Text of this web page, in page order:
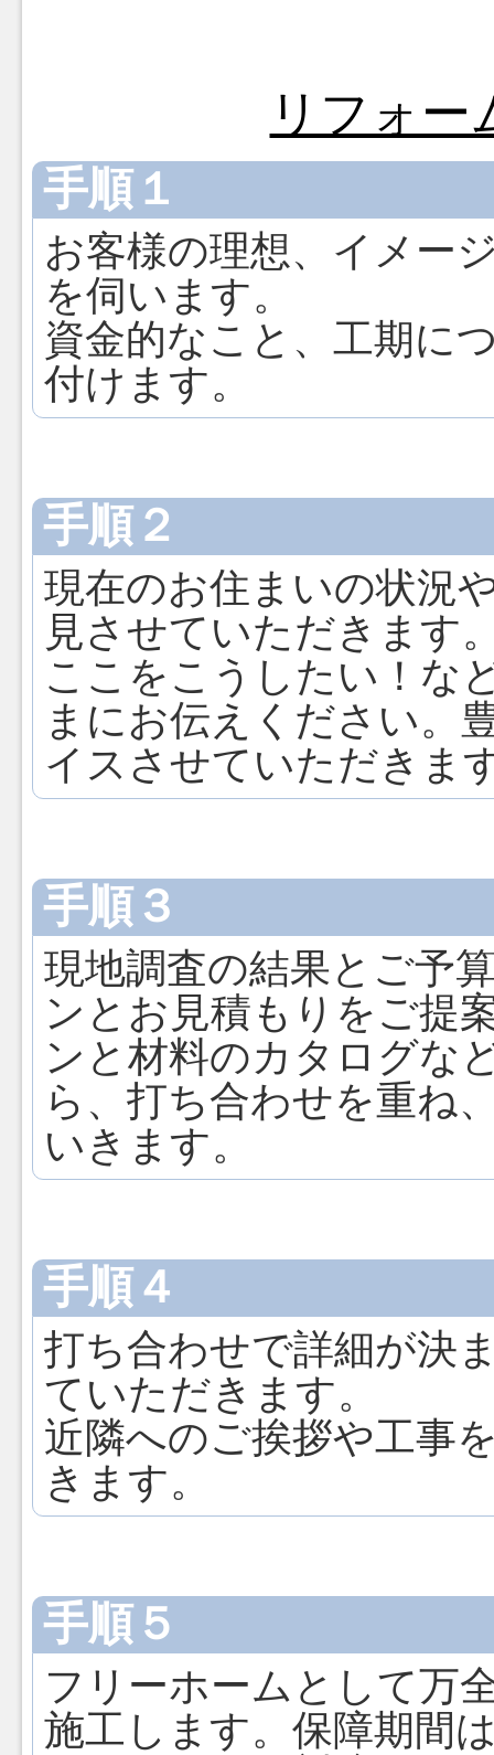
リフォー
手順１
お客様の理想、イメー
を伺います。
資金的なこと、工期に
付けます。
手順２
現在のお住まいの状況
見させていただきます
ここをこうしたい！な
まにお伝えください。
イスさせていただきま
手順３
現地調査の結果とご予
ンとお見積もりをご提
ンと材料のカタログな
ら、打ち合わせを重ね
いきます。
手順４
打ち合わせで詳細が決
ていただきます。
近隣へのご挨拶や工事
きます。
手順５
フリーホームとして万
施工します。保障期間